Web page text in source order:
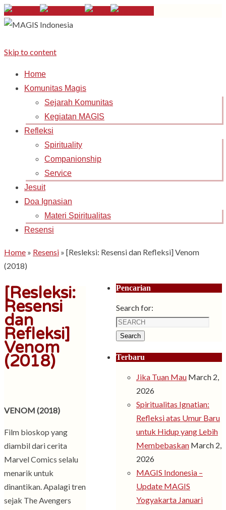
Skip to content
Home
Komunitas Magis
Sejarah Komunitas
Kegiatan MAGIS
Refleksi
Spirituality
Companionship
Service
Jesuit
Doa Ignasian
Materi Spiritualitas
Resensi
Home » Resensi » [Resleksi: Resensi dan Refleksi] Venom
(2018)
[Resleksi:
Resensi
dan
Refleksi]
Venom
(2018)
VENOM (2018)
Film bioskop yang
diambil dari cerita
Marvel Comics selalu
menarik untuk
dinantikan. Apalagi tren
sejak The Avengers
Pencarian
Search for:
Search
Terbaru
Jika Tuan Mau March 2,
2026
Spiritualitas Ignatian:
Refleksi atas Umur Baru
untuk Hidup yang Lebih
Membebaskan March 2,
2026
MAGIS Indonesia –
Update MAGIS
Yogyakarta Januari